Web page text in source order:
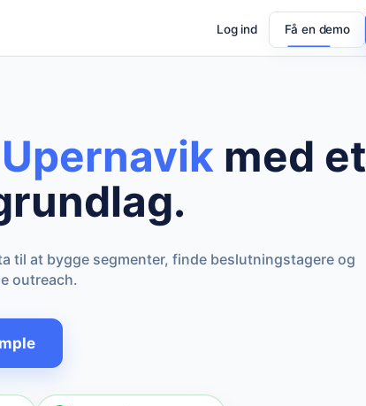
Log ind Få en demo
med et
til at bygge segmenter, finde beslutningstagere og
outreach.